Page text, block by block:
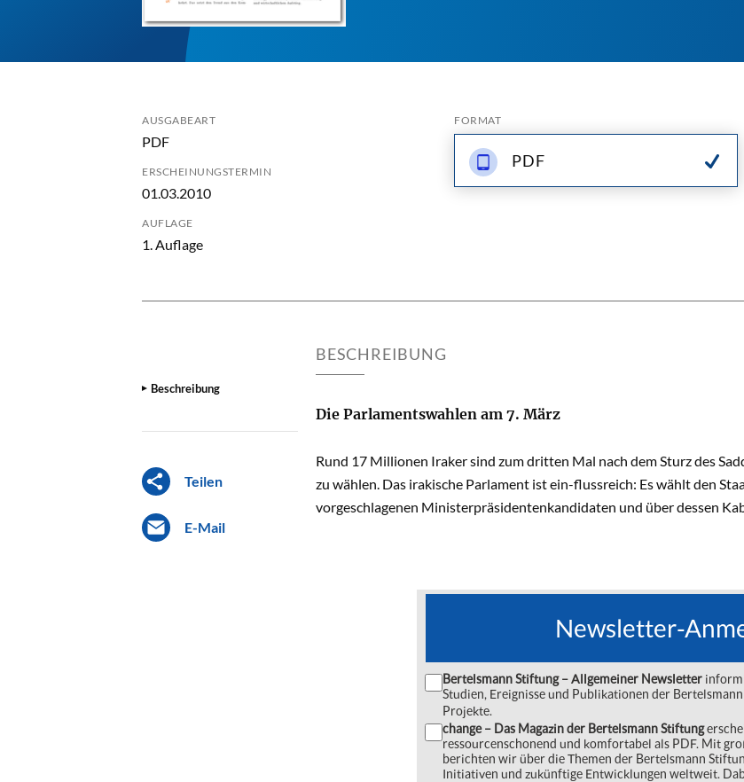
AUSGABEART
PDF
ERSCHEINUNGSTERMIN
01.03.2010
AUFLAGE
1. Auflage
FORMAT
PDF
Beschreibung
Teilen
E-Mail
BESCHREIBUNG
Die Parlamentswahlen am 7. März
Rund 17 Millionen Iraker sind zum dritten Mal nach dem Sturz des
zu wählen. Das irakische Parlament ist ein-flussreich: Es wählt den
vorgeschlagenen Ministerpräsidentenkandidaten und über dessen
Newsletter-
Bertelsmann Stiftung – Allgemeiner Newsletter
Studien, Ereignisse und Publikationen der
Projekte.
change – Das Magazin der Bertelsmann Stiftung
ressourcenschonend und komfortabel als PDF. Mit
berichten wir über die Themen der Bertelsmann
Initiativen und zukünftige Entwicklungen weltweit.